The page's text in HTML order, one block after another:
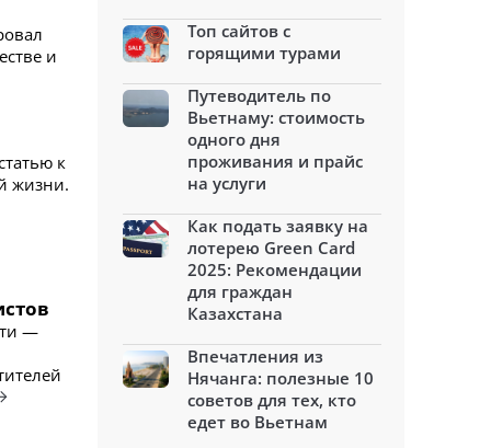
и
к
жизни.
—
Топ сайтов с
горящими турами
Путеводитель по
Вьетнаму: стоимость
одного дня
проживания и прайс
на услуги
Как подать заявку на
лотерею Green Card
2025: Рекомендации
для граждан
Казахстана
Впечатления из
Нячанга: полезные 10
советов для тех, кто
едет во Вьетнам